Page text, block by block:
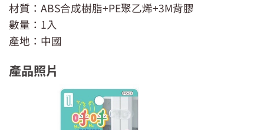
材質：ABS合成樹脂+PE聚乙烯+3M背膠
數量：1入
產地：中國
產品照片